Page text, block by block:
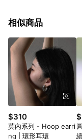
行為，不具贈點資格，
貨後 45 天後發送。 8.
運費，攤位費等不具贈
顏色、價位、贈品如與
Pinkoi 購物商品資訊頁
則請以點數紅包活動說
頁面後才首次下載
上，首次下載 Pinkoi
面，方享導購資格。
相似商品
$310
莫內系列 - Hoop earri
ng | 環形耳環